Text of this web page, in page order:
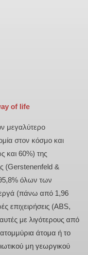
of life
μεγαλύτερο
στον κόσμο και
και 60%) της
(Gerstenenfeld &
όλων των
(πάνω από 1,96
επιχειρήσεις (ABS,
με λιγότερους από
άτομα ή το
μη γεωργικού